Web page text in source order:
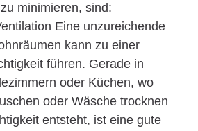
minimieren, sind:
Eine unzureichende
kann zu einer
führen. Gerade in
oder Küchen, wo
oder Wäsche trocknen
entsteht, ist eine gute